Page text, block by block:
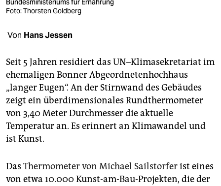
verlag
shop
fragen & hilfe
unterstützen
abo
genossenschaft
epaper login
Bundesministeriums für Ernährung
Foto: Thorsten Goldberg
Von Hans Jessen
Seit 5 Jahren residiert das UN–Klimasekretariat im
ehemaligen Bonner Abgeordnetenhochhaus
„langer Eugen“. An der Stirnwand des Gebäudes
zeigt ein überdimensionales Rundthermometer
von 3,40 Meter Durchmesser die aktuelle
Temperatur an. Es erinnert an Klimawandel und
ist Kunst.
Das Thermometer von Michael Sailstorferist eines
von etwa 10.000 Kunst-am-Bau-Projekten, die der